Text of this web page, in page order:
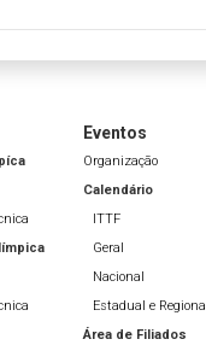
Eventos
Organização
Calendário
ITTF
Geral
Nacional
Estadual e Regional
Área de Filiados